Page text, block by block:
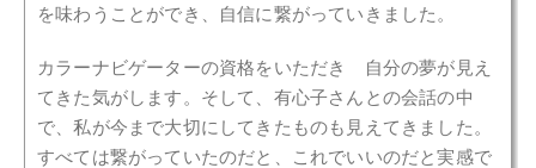
を味わうことができ、自信に繋がっていきました。
カラーナビゲーターの資格をいただき 自分の夢が見え
てきた気がします。そして、有心子さんとの会話の中
で、私が今まで大切にしてきたものも見えてきました。
すべては繋がっていたのだと、これでいいのだと実感で